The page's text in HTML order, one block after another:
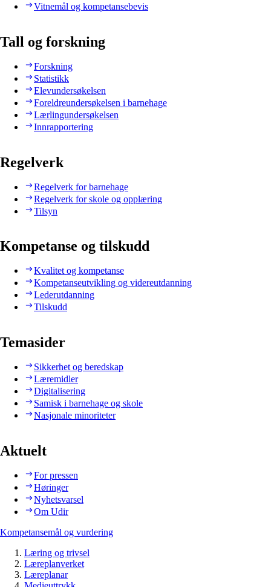
Vitnemål og kompetansebevis
Tall og forskning
Forskning
Statistikk
Elevundersøkelsen
Foreldreundersøkelsen i barnehage
Lærlingundersøkelsen
Innrapportering
Regelverk
Regelverk for barnehage
Regelverk for skole og opplæring
Tilsyn
Kompetanse og tilskudd
Kvalitet og kompetanse
Kompetanseutvikling og videreutdanning
Lederutdanning
Tilskudd
Temasider
Sikkerhet og beredskap
Læremidler
Digitalisering
Samisk i barnehage og skole
Nasjonale minoriteter
Aktuelt
For pressen
Høringer
Nyhetsvarsel
Om Udir
Kompetansemål og vurdering
Læring og trivsel
Læreplanverket
Læreplanar